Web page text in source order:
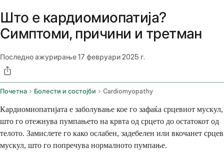
Што е кардиомиопатија?
Симптоми, причини и третман
Последно ажурирање17 февруари 2025 г.
Почетна Болести и состојби Cardiomyopathy
Кардиомиопатијата е заболување кое го зафаќа срцевиот мускул,
што го отежнува пумпањето на крвта од срцето до остатокот од
телото. Замислете го како ослабен, задебелен или вкочанет срцев
мускул, што го попречува нормалното пумпање.